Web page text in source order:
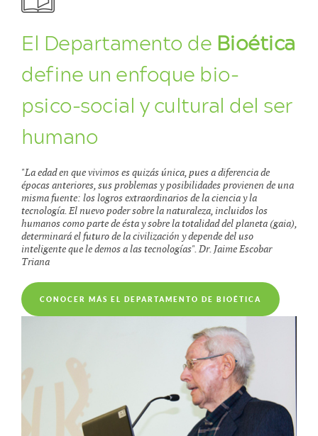
El Departamento de Bioética
define un enfoque bio-
psico-social y cultural del ser
humano
"La edad en que vivimos es quizás única, pues a diferencia de
épocas anteriores, sus problemas y posibilidades provienen de una
misma fuente: los logros extraordinarios de la ciencia y la
tecnología. El nuevo poder sobre la naturaleza, incluidos los
humanos como parte de ésta y sobre la totalidad del planeta (gaia),
determinará el futuro de la civilización y depende del uso
inteligente que le demos a las tecnologías". Dr. Jaime Escobar
Triana
CONOCER MÁS EL DEPARTAMENTO DE BIOÉTICA